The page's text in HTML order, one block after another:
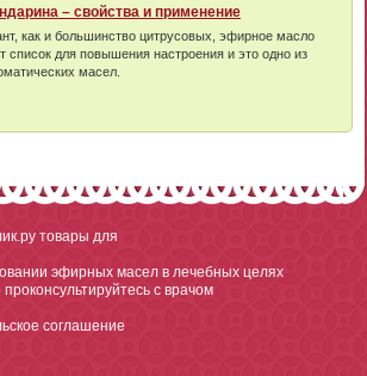
– свойства и применение
как и большинство цитрусовых, эфирное масло
список для повышения настроения и это одно из
масел.
товары для
эфирных масел в лечебных целях
с врачом
соглашение